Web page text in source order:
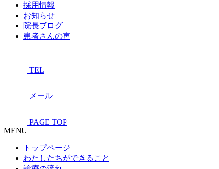
採用情報
お知らせ
院長ブログ
患者さんの声
TEL
メール
PAGE TOP
MENU
トップページ
わたしたちができること